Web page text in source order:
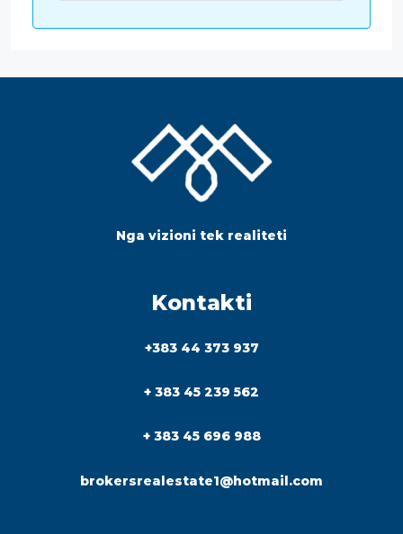
Nga vizioni tek realiteti
Kontakti
+383 44 373 937
+ 383 45 239 562
+ 383 45 696 988
brokersrealestate1@hotmail.com